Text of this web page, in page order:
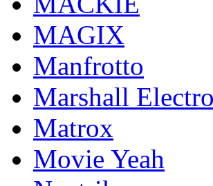
MAGIX
Manfrotto
Marshall
Matrox
Movie Yeah